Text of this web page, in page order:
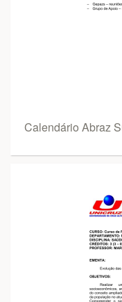
Calendário Abraz